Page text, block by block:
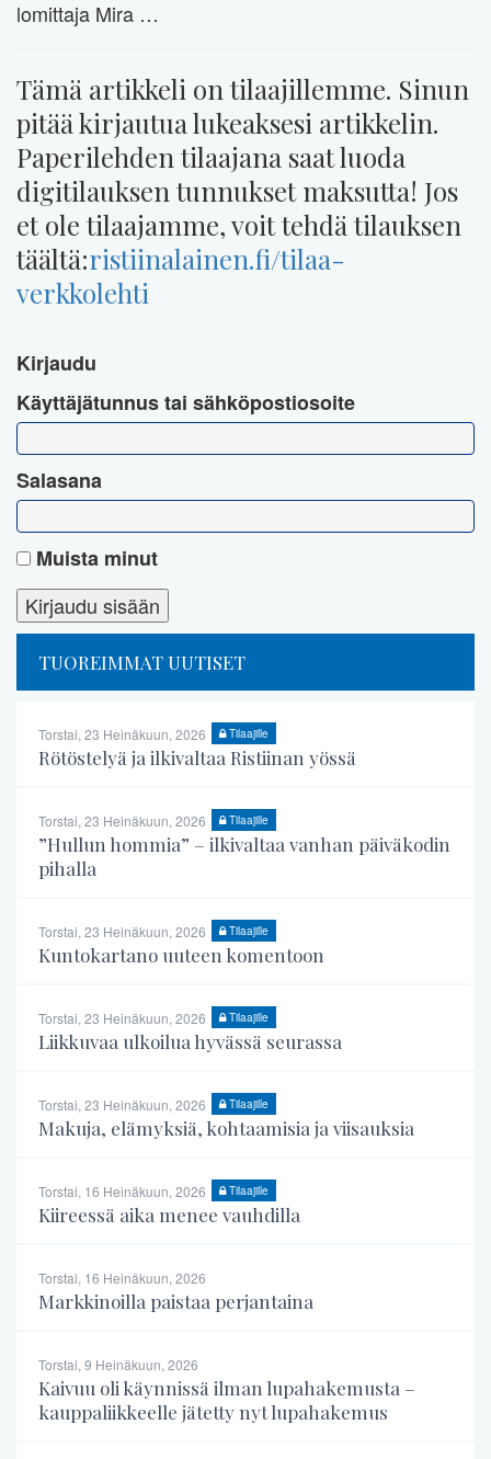
lomittaja Mira …
Tämä artikkeli on tilaajillemme. Sinun
pitää kirjautua lukeaksesi artikkelin.
Paperilehden tilaajana saat luoda
digitilauksen tunnukset maksutta! Jos
et ole tilaajamme, voit tehdä tilauksen
täältä:ristiinalainen.fi/tilaa-
verkkolehti
Kirjaudu
Käyttäjätunnus tai sähköpostiosoite
Salasana
Muista minut
TUOREIMMAT UUTISET
Torstai, 23 Heinäkuun, 2026 Tilaajille
Rötöstelyä ja ilkivaltaa Ristiinan yössä
Torstai, 23 Heinäkuun, 2026 Tilaajille
”Hullun hommia” – ilkivaltaa vanhan päiväkodin
pihalla
Torstai, 23 Heinäkuun, 2026 Tilaajille
Kuntokartano uuteen komentoon
Torstai, 23 Heinäkuun, 2026 Tilaajille
Liikkuvaa ulkoilua hyvässä seurassa
Torstai, 23 Heinäkuun, 2026 Tilaajille
Makuja, elämyksiä, kohtaamisia ja viisauksia
Torstai, 16 Heinäkuun, 2026 Tilaajille
Kiireessä aika menee vauhdilla
Torstai, 16 Heinäkuun, 2026
Markkinoilla paistaa perjantaina
Torstai, 9 Heinäkuun, 2026
Kaivuu oli käynnissä ilman lupahakemusta –
kauppaliikkeelle jätetty nyt lupahakemus